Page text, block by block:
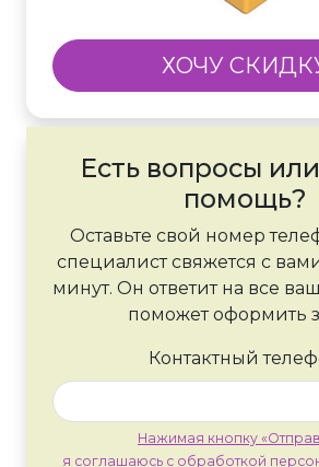
ХОЧУ
Есть вопросы
помощь?
Оставьте свой номер
специалист свяжется с
минут. Он ответит на все
поможет оформить
Контактный
Нажимая кнопку
я соглашаюсь с обработкой